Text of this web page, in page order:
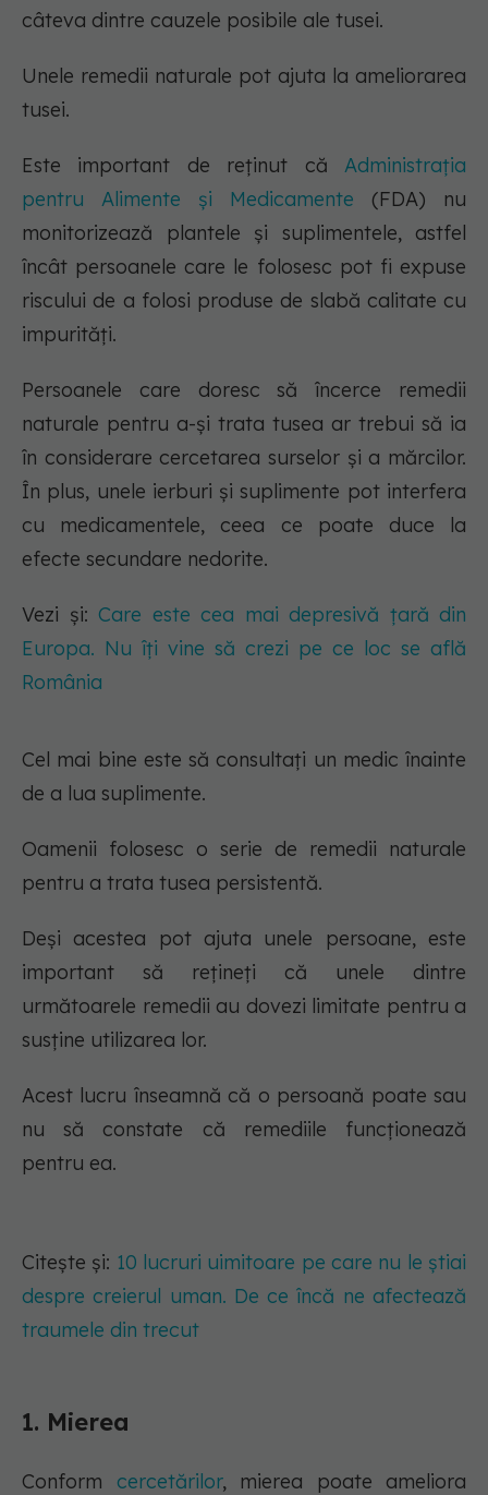
câteva dintre cauzele posibile ale tusei.
Unele remedii naturale pot ajuta la ameliorarea
tusei.
Este important de reținut că Administrația
pentru Alimente și Medicamente (FDA) nu
monitorizează plantele și suplimentele, astfel
încât persoanele care le folosesc pot fi expuse
riscului de a folosi produse de slabă calitate cu
impurități.
Persoanele care doresc să încerce remedii
naturale pentru a-și trata tusea ar trebui să ia
în considerare cercetarea surselor și a mărcilor.
În plus, unele ierburi și suplimente pot interfera
cu medicamentele, ceea ce poate duce la
efecte secundare nedorite.
Vezi și: Care este cea mai depresivă țară din
Europa. Nu îți vine să crezi pe ce loc se află
România
Cel mai bine este să consultați un medic înainte
de a lua suplimente.
Oamenii folosesc o serie de remedii naturale
pentru a trata tusea persistentă.
Deși acestea pot ajuta unele persoane, este
important să rețineți că unele dintre
următoarele remedii au dovezi limitate pentru a
susține utilizarea lor.
Acest lucru înseamnă că o persoană poate sau
nu să constate că remediile funcționează
pentru ea.
Citește și: 10 lucruri uimitoare pe care nu le știai
despre creierul uman. De ce încă ne afectează
traumele din trecut
1. Mierea
Conform cercetărilor, mierea poate ameliora